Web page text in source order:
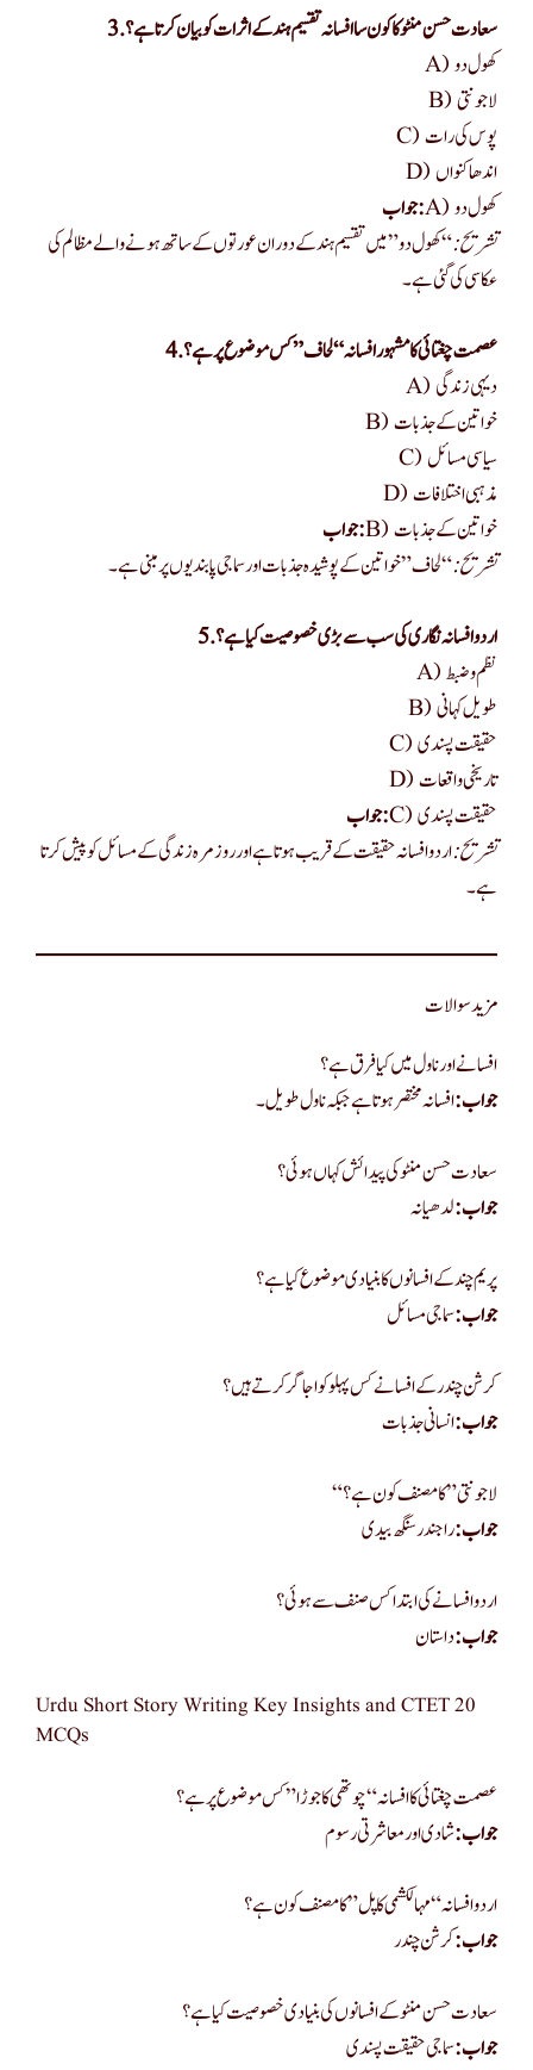
3. سعادت حسن منٹو کا کون سا افسانہ تقسیم ہند کے اثرات کو بیان کرتا ہے؟
A) کھول دو
B) لاجونتی
C) پوس کی رات
D) اندھا کنواں
جواب:
A) کھول دو
تشریح:“کھول دو” میں تقسیم ہند کے دوران عورتوں کے ساتھ ہونے والے مظالم کی
عکاسی کی گئی ہے۔
4. عصمت چغتائی کا مشہور افسانہ “لحاف” کس موضوع پر ہے؟
A) دیہی زندگی
B) خواتین کے جذبات
C) سیاسی مسائل
D) مذہبی اختلافات
جواب:
B) خواتین کے جذبات
تشریح:“لحاف” خواتین کے پوشیدہ جذبات اور سماجی پابندیوں پر مبنی ہے۔
5. اردو افسانہ نگاری کی سب سے بڑی خصوصیت کیا ہے؟
A) نظم و ضبط
B) طویل کہانی
C) حقیقت پسندی
D) تاریخی واقعات
جواب:
C) حقیقت پسندی
تشریح:اردو افسانہ حقیقت کے قریب ہوتا ہے اور روزمرہ زندگی کے مسائل کو پیش کرتا
ہے۔
مزید سوالات
افسانے اور ناول میں کیا فرق ہے؟
جواب:افسانہ مختصر ہوتا ہے جبکہ ناول طویل۔
سعادت حسن منٹو کی پیدائش کہاں ہوئی؟
جواب:لدھیانہ
پریم چند کے افسانوں کا بنیادی موضوع کیا ہے؟
جواب:سماجی مسائل
کرشن چندر کے افسانے کس پہلو کو اجاگر کرتے ہیں؟
جواب:انسانی جذبات
“لاجونتی” کا مصنف کون ہے؟
جواب:راجندر سنگھ بیدی
اردو افسانے کی ابتدا کس صنف سے ہوئی؟
جواب:داستان
Urdu Short Story Writing Key Insights and CTET 20
MCQs
عصمت چغتائی کا افسانہ “چوتھی کا جوڑا” کس موضوع پر ہے؟
جواب:شادی اور معاشرتی رسوم
اردو افسانہ “مہالکشمی کا پل” کا مصنف کون ہے؟
جواب:کرشن چندر
سعادت حسن منٹو کے افسانوں کی بنیادی خصوصیت کیا ہے؟
جواب:سماجی حقیقت پسندی